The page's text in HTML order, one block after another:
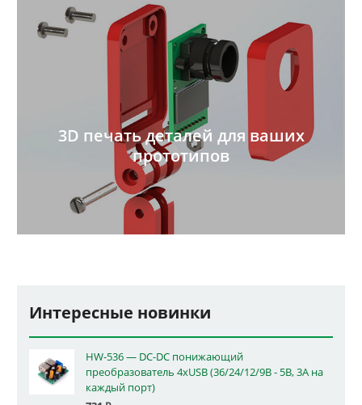
3D печать деталей для ваших
прототипов
Интересные новинки
HW-536 — DC-DC понижающий
преобразователь 4xUSB (36/24/12/9В - 5В, 3А на
каждый порт)